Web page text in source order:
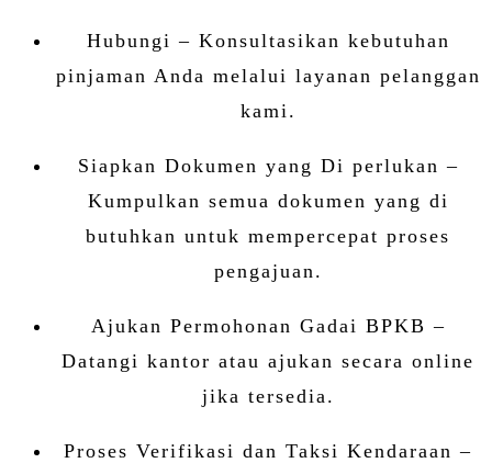
Hubungi – Konsultasikan kebutuhan
pinjaman Anda melalui layanan pelanggan
kami.
Siapkan Dokumen yang Di perlukan –
Kumpulkan semua dokumen yang di
butuhkan untuk mempercepat proses
pengajuan.
Ajukan Permohonan Gadai BPKB –
Datangi kantor atau ajukan secara online
jika tersedia.
Proses Verifikasi dan Taksi Kendaraan –